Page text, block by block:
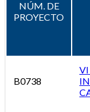
NÚM. DE
PROYECTO
B0738